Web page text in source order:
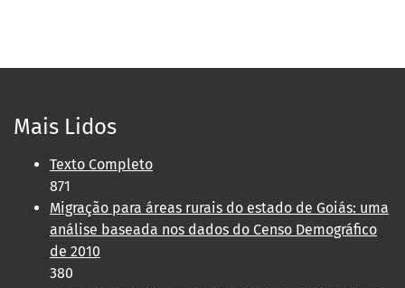
Mais Lidos
Texto Completo
871
Migração para áreas rurais do estado de Goiás: uma
análise baseada nos dados do Censo Demográfico
de 2010
380